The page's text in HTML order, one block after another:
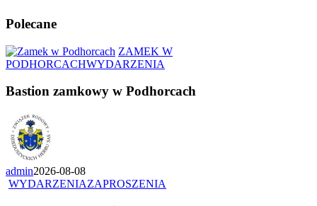
Polecane
ZAMEK W
PODHORCACHWYDARZENIA
Bastion zamkowy w Podhorcach
admin2026-08-08
WYDARZENIAZAPROSZENIA